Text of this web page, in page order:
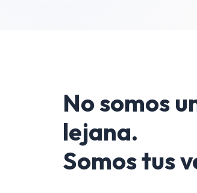
No somos
lejana.
Somos tus